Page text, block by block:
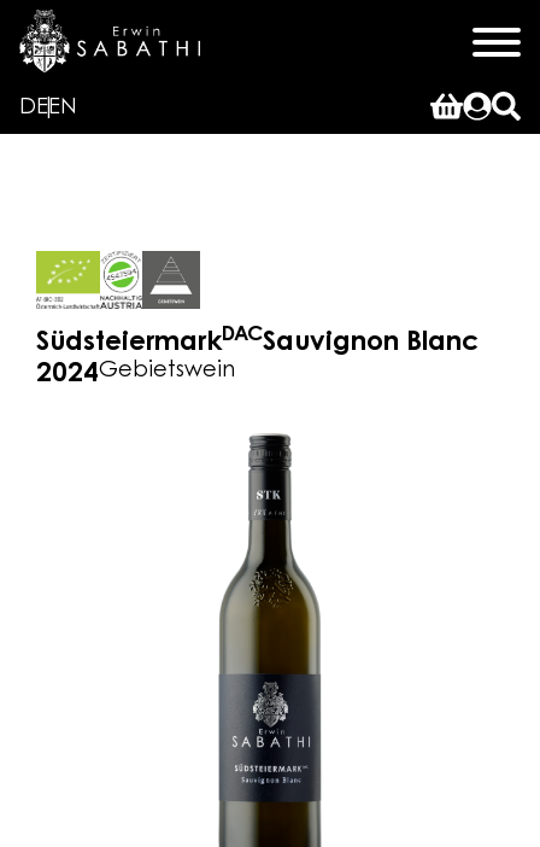
DEEN
SüdsteiermarkDACSauvignon Blanc
2024Gebietswein